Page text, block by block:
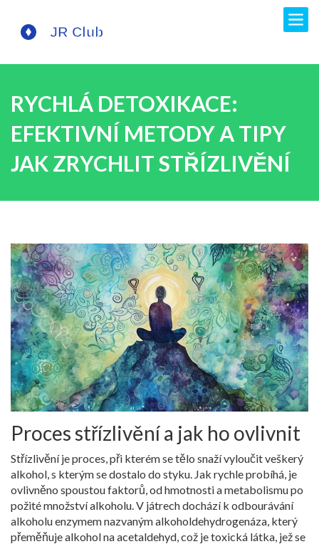
RYCHLÁ DETOXIKACE:
EFEKTIVNÍ METODY A TIPY
JAK ZRYCHLIT STŘÍZLIVĚNÍ
Proces střízlivění a jak ho ovlivnit
Střízlivění je proces, při kterém se tělo snaží vyloučit veškerý
alkohol, s kterým se dostalo do styku. Jak rychle probíhá, je
ovlivněno spoustou faktorů, od hmotnosti a metabolismu po
požité množství alkoholu. V játrech dochází k odbourávání
alkoholu enzymem nazvaným alkoholdehydrogenáza, který
přeměňuje alkohol na acetaldehyd, což je toxická látka, jež se